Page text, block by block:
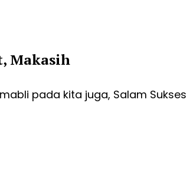
Makasih
pada kita juga, Salam Sukses